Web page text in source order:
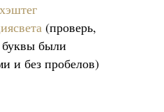
(проверь,
были
и без пробелов)